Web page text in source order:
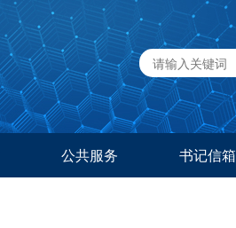
公共服务 书记信箱